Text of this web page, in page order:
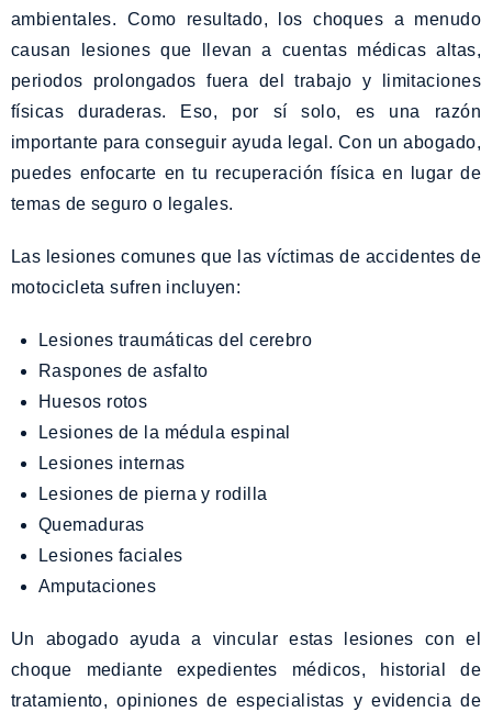
ambientales. Como resultado, los choques a menudo
causan lesiones que llevan a cuentas médicas altas,
periodos prolongados fuera del trabajo y limitaciones
físicas duraderas. Eso, por sí solo, es una razón
importante para conseguir ayuda legal. Con un abogado,
puedes enfocarte en tu recuperación física en lugar de
temas de seguro o legales.
Las lesiones comunes que las víctimas de accidentes de
motocicleta sufren incluyen:
Lesiones traumáticas del cerebro
Raspones de asfalto
Huesos rotos
Lesiones de la médula espinal
Lesiones internas
Lesiones de pierna y rodilla
Quemaduras
Lesiones faciales
Amputaciones
Un abogado ayuda a vincular estas lesiones con el
choque mediante expedientes médicos, historial de
tratamiento, opiniones de especialistas y evidencia de